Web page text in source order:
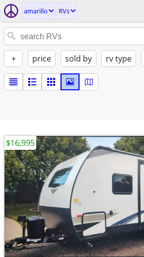
amarillo RVs
+ price sold by rv type
$16,995